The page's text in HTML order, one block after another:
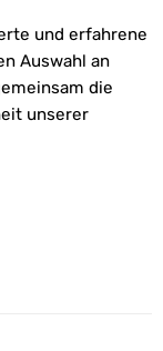
und erfahrene
Auswahl an
die
unserer